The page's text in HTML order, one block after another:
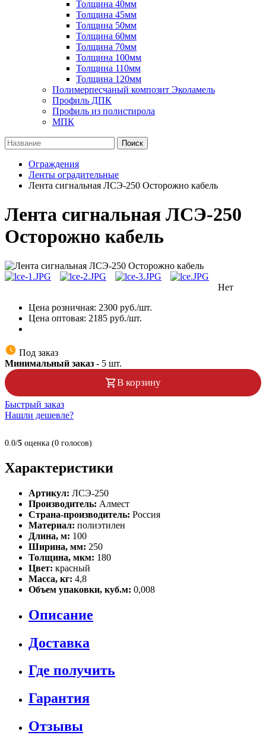
Толщина 40мм
Толщина 45мм
Толщина 50мм
Толщина 60мм
Толщина 70мм
Толщина 100мм
Толщина 110мм
Толщина 120мм
Полимерпесчаный композит Эколамель
Профиль ДПК
Профиль из полистирола
МПК
Поиск
Ограждения
Ленты оградительные
Лента сигнальная ЛСЭ-250 Осторожно кабель
Лента сигнальная ЛСЭ-250
Осторожно кабель
Нет
Цена розничная: 2300 руб./шт.
Цена оптовая: 2185 руб./шт.
Под заказ
Минимальный заказ - 5 шт.
В корзину
Быстрый заказ
Нашли дешевле?
0.0/5 оценка (0 голосов)
Характеристики
Артикул: ЛСЭ-250
Производитель: Алмест
Страна-производитель: Россия
Материал: полиэтилен
Длина, м: 100
Ширина, мм: 250
Толщина, мкм: 180
Цвет: красный
Масса, кг: 4,8
Объем упаковки, куб.м: 0,008
Описание
Доставка
Где получить
Гарантия
Отзывы